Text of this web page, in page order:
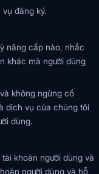
đăng ký.
nâng cấp nào, nhắc
khác mà người dùng
không ngừng cố
dịch vụ của chúng tôi
dùng.
khoản người dùng và
người dùng và hỗ